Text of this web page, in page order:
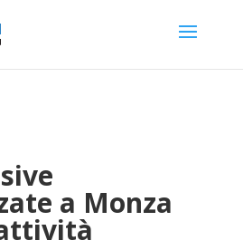
a Monza